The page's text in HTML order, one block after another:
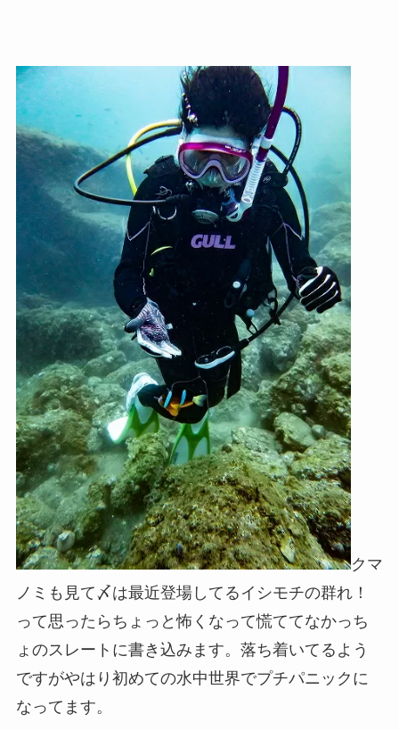
クマ
ノミも見て〆は最近登場してるイシモチの群れ！
って思ったらちょっと怖くなって慌ててなかっち
ょのスレートに書き込みます。落ち着いてるよう
ですがやはり初めての水中世界でプチパニックに
なってます。